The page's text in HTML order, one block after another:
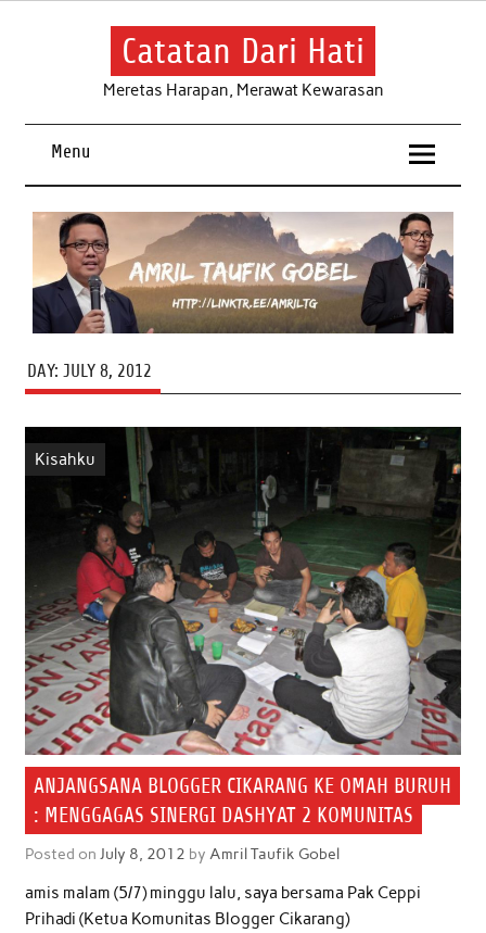
Skip
Catatan Dari Hati
Meretas Harapan, Merawat Kewarasan
Menu
DAY: JULY 8, 2012
Kisahku
ANJANGSANA BLOGGER CIKARANG KE OMAH BURUH
: MENGGAGAS SINERGI DASHYAT 2 KOMUNITAS
Posted on July 8, 2012 by Amril Taufik Gobel
amis malam (5/7) minggu lalu, saya bersama Pak Ceppi
Prihadi (Ketua Komunitas Blogger Cikarang)